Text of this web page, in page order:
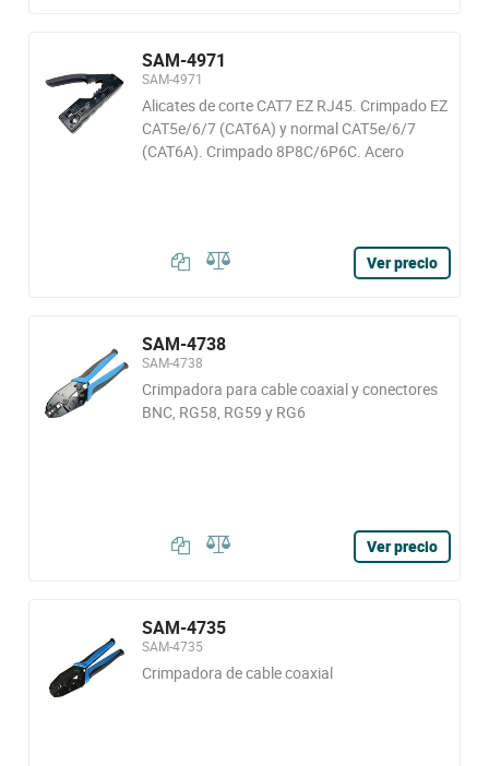
SAM-4971
SAM-4971
Alicates de corte CAT7 EZ RJ45. Crimpado EZ
CAT5e/6/7 (CAT6A) y normal CAT5e/6/7
(CAT6A). Crimpado 8P8C/6P6C. Acero
Ver precio
SAM-4738
SAM-4738
Crimpadora para cable coaxial y conectores
BNC, RG58, RG59 y RG6
Ver precio
SAM-4735
SAM-4735
Crimpadora de cable coaxial